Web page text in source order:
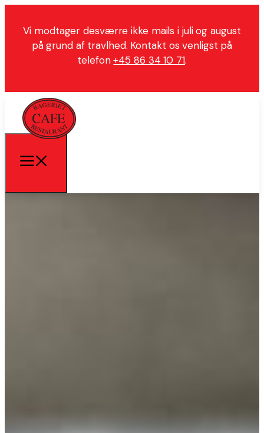
Vi modtager desværre ikke mails i juli og august
på grund af travlhed. Kontakt os venligst på
telefon+45 86 34 10 71.